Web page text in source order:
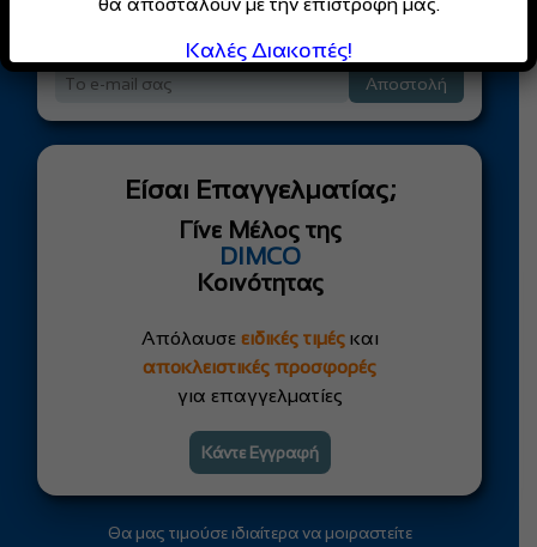
Αποστολή
Είσαι Επαγγελματίας;
Γίνε Μέλος της
DIMCO
Κοινότητας
Απόλαυσε ειδικές τιμέςκαι
αποκλειστικές προσφορές
για επαγγελματίες
Κάντε Εγγραφή
Θα μας τιμούσε ιδιαίτερα να μοιραστείτε
θα αποσταλούν με την επιστροφή μας.
Καλές Διακοπές!